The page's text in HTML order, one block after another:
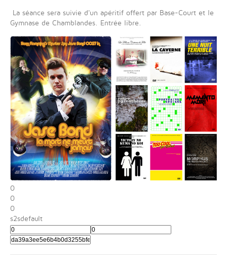
La séance sera suivie d'un apéritif offert par Base-Court et le
Gymnase de Chamblandes. Entrée libre.
0
0
0
s2sdefault